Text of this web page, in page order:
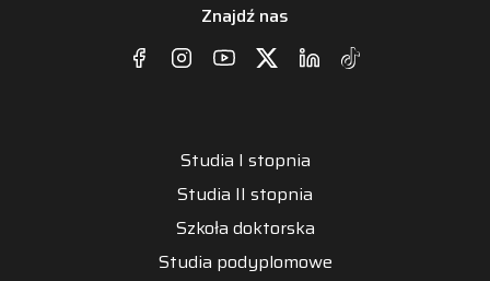
Znajdź nas
Studia I stopnia
Studia II stopnia
Szkoła doktorska
Studia podyplomowe